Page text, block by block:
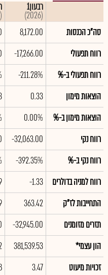
רבעון1
(2026)
(2025)
סה"כ הכנסות
8,172.00
רווח תפעולי
-17,266.00
רווח תפעולי ב-%
-211.28%
הוצאות מימון
0.33
הוצאות מימון ב-%
0.00%
רווח נקי
-32,063.00
רווח נקי ב-%
-392.35%
רווח למניה בדולרים
-1.33
התחייבות לז"ק
363.42
תזרים מזומנים
-32,945.00
הון עצמי*
381,539.53
זכויות מיעוט
3.47